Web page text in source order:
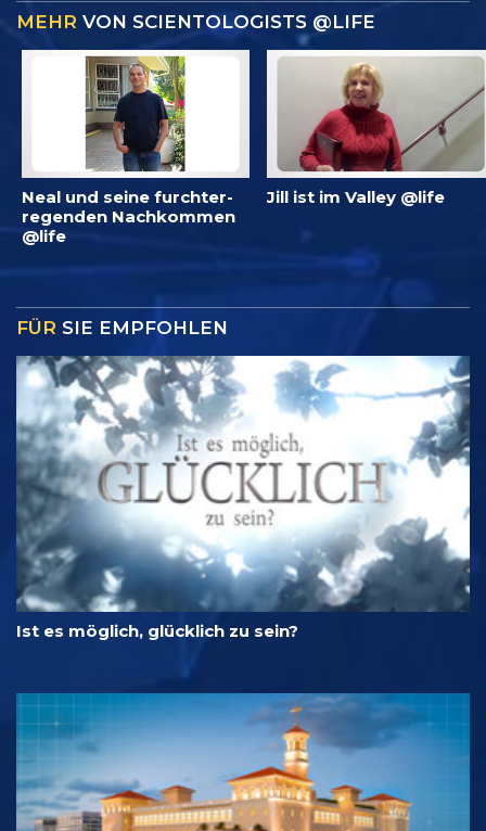
MEHR VON SCIENTOLOGISTS @LIFE
Neal und seine furchter­
regenden Nachkommen
@life
Jill ist im Valley @life
FÜR SIE EMPFOHLEN
Ist es möglich, glücklich zu sein?